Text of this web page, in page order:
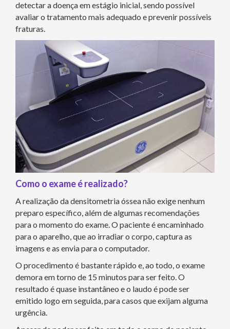
detectar a doença em estágio inicial, sendo possível
avaliar o tratamento mais adequado e prevenir possíveis
fraturas.
Como o exame é realizado?
A realização da densitometria óssea não exige nenhum
preparo específico, além de algumas recomendações
para o momento do exame. O paciente é encaminhado
para o aparelho, que ao irradiar o corpo, captura as
imagens e as envia para o computador.
O procedimento é bastante rápido e, ao todo, o exame
demora em torno de 15 minutos para ser feito. O
resultado é quase instantâneo e o laudo é pode ser
emitido logo em seguida, para casos que exijam alguma
urgência.